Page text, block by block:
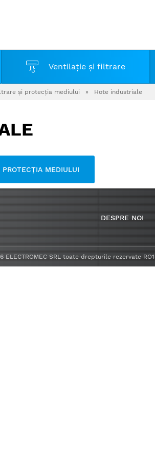
Ventilaţie şi filtrare
şi protecţia mediului » Hote industriale
MEDIULUI
DESPRE NOI
ELECTROMEC SRL toate drepturile rezervate